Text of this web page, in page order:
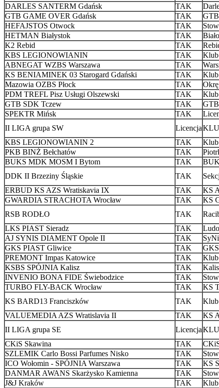
DARLES SANTERM Gdańsk
TAK
GTB GAME OVER Gdańsk
TAK
HEFAJSTOS Otwock
TAK
HETMAN Białystok
TAK
K2 Rebid
TAK
KBS LEGIONOWIANIN
TAK
ABNEGAT WZBS Warszawa
TAK
KS BENIAMINEK 03 Starogard Gdański
TAK
Klub
Mazowia OZBS Płock
TAK
PDM TREFL Pisz Usługi Olszewski
TAK
Klub
GTB SDK Tczew
TAK
SPEKTR Mińsk
TAK
II LIGA grupa SW
Licencja
KBS LEGIONOWIANIN 2
TAK
PKB BINŻ Bełchatów
TAK
BUKS MDK MOSM I Bytom
TAK
DDK II Brzeziny Śląskie
TAK
ERBUD KS AZS Wratiskavia IX
TAK
KS
GWARDIA STRACHOTA Wrocław
TAK
KS
RSB RODŁO
TAK
LKS PIAST Sieradz
TAK
AJ SYNIS DIAMENT Opole II
TAK
GKS PIAST Gliwice
TAK
PREMONT Impas Katowice
TAK
Klub
KSBS SPÓJNIA Kalisz
TAK
INVENIO BONA FIDE Świebodzice
TAK
TURBO FLY-BACK Wrocław
TAK
KS
KS BARD13 Franciszków
TAK
VALUEMEDIA AZS Wratislavia II
TAK
KS
II LIGA grupa SE
Licencja
CKiS Skawina
TAK
SZLEMIK Carlo Bossi Parfumes Nisko
TAK
ICO Wołomin - SPÓJNIA Warszawa
TAK
KS
DANMAR AWANS Skarżysko Kamienna
TAK
J&J Kraków
TAK